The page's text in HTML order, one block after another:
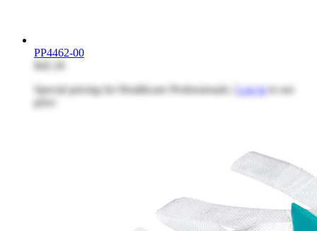
PP4462-00
$42.26
Special pricing for Healthcare Professionals | Log into see
price